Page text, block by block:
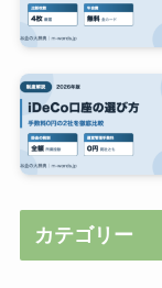
カテゴリー